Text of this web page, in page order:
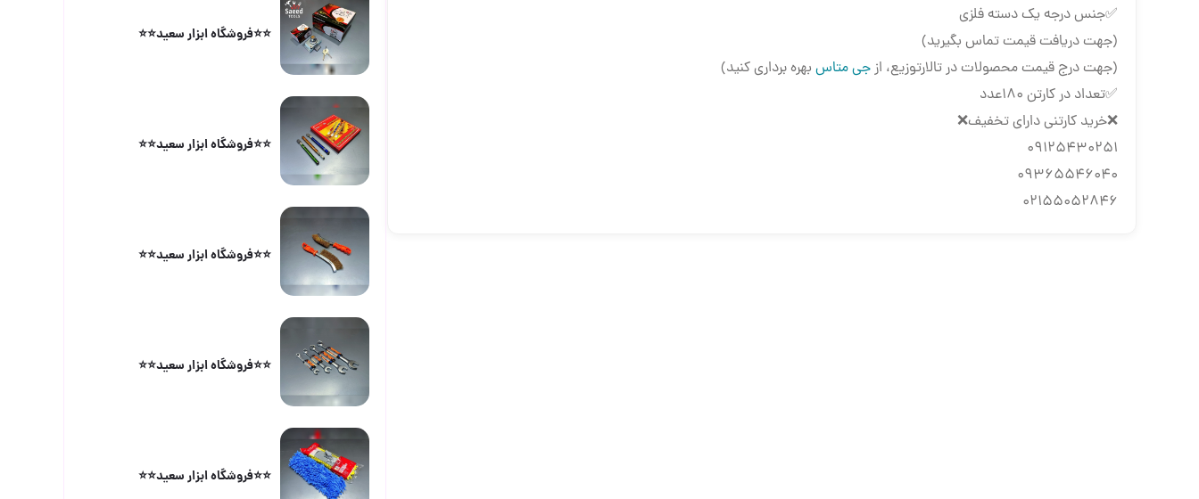
✅جنس درجه یک دسته فلزی
(جهت دریافت قیمت تماس بگیرید)
(جهت درج قیمت محصولات در تالارتوزیع، ازجی متاس بهره برداری کنید)
✅تعداد در کارتن ۱۸۰عدد
❌خرید کارتنی دارای تخفیف❌
09125430251
09365546040
02155052846
⭐️⭐️فروشگاه ابزار سعید⭐️⭐️
⭐️⭐️فروشگاه ابزار سعید⭐️⭐️
⭐️⭐️فروشگاه ابزار سعید⭐️⭐️
⭐️⭐️فروشگاه ابزار سعید⭐️⭐️
⭐️⭐️فروشگاه ابزار سعید⭐️⭐️